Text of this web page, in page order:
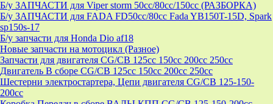
Б/у ЗАПЧАСТИ для Viper storm 50cc/80cc/150cc (РАЗБОРКА)
Б/у ЗАПЧАСТИ для FADA FD50cc/80cc Fada YB150T-15D, Spark
sp150s-17
Б/у запчасти для Honda Dio af18
Новые запчасти на мотоцикл (Разное)
Запчасти для двигателя CG/CB 125cc 150cc 200cc 250cc
Двигатель В сборе CG/CB 125cc 150cc 200cc 250cc
Шестерни электростартера, Цепи двигателя CG/CB 125-150-
200cc